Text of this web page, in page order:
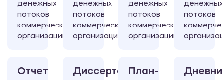
денежных
потоков
коммерческой
организации
денежных
потоков
коммерческой
организации
денежных
потоков
коммерческой
организации
потоков
Отчет
ДиссертацияПлан-